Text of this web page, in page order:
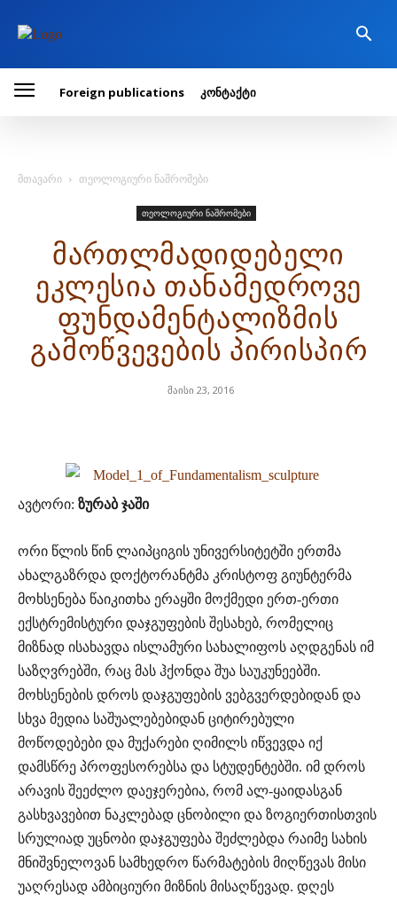
Foreign publications კონტაქტი
მთავარი თეოლოგიური ნაშრომები
თეოლოგიური ნაშრომები
მართლმადიდებელი
ეკლესია თანამედროვე
ფუნდამენტალიზმის
გამოწვევების პირისპირ
მაისი 23, 2016
ავტორი: ზურაბ ჯაში
ორი წლის წინ ლაიპციგის უნივერსიტეტში ერთმა
ახალგაზრდა დოქტორანტმა კრისტოფ გიუნტერმა
მოხსენება წაიკითხა ერაყში მოქმედი ერთ-ერთი
ექსტრემისტური დაჯგუფების შესახებ, რომელიც
მიზნად ისახავდა ისლამური სახალიფოს აღდგენას იმ
საზღვრებში, რაც მას ჰქონდა შუა საუკუნეებში.
მოხსენების დროს დაჯგუფების ვებგვერდებიდან და
სხვა მედია საშუალებებიდან ციტირებული
მოწოდებები და მუქარები ღიმილს იწვევდა იქ
დამსწრე პროფესორებსა და სტუდენტებში. იმ დროს
არავის შეეძლო დაეჯერებია, რომ ალ-ყაიდასგან
გასხვავებით ნაკლებად ცნობილი და ზოგიერთისთვის
სრულიად უცნობი დაჯგუფება შეძლებდა რაიმე სახის
მნიშვნელოვან სამხედრო წარმატების მიღწევას მისი
უაღრესად ამბიციური მიზნის მისაღწევად. დღეს